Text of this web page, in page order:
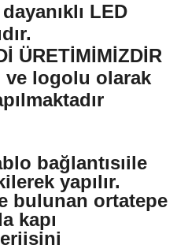
LED
ÜRETİMİMİZDİR
logolu olarak
bağlantısıile
yapılır.
bulunan ortatepe
kapı